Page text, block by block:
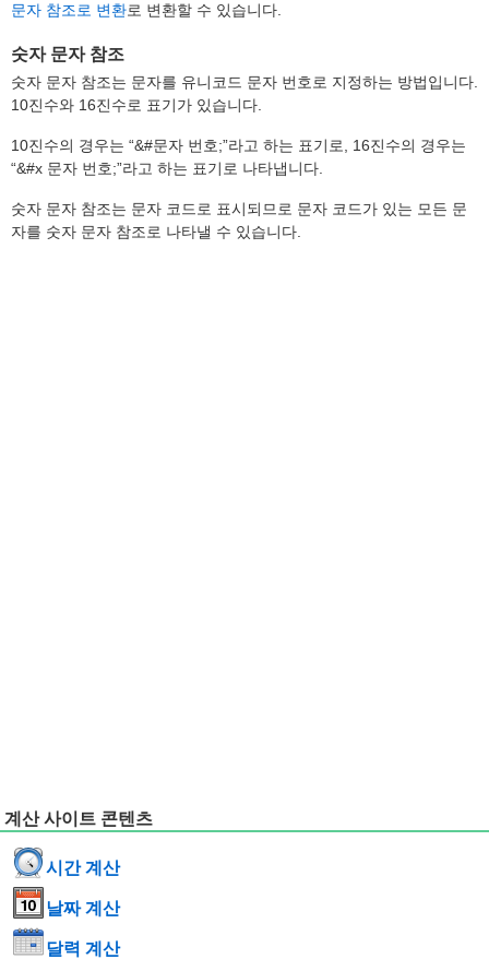
문자 참조로 변환로 변환할 수 있습니다.
숫자 문자 참조
숫자 문자 참조는 문자를 유니코드 문자 번호로 지정하는 방법입니다.
10진수와 16진수로 표기가 있습니다.
10진수의 경우는 “&#문자 번호;”라고 하는 표기로, 16진수의 경우는
“&#x 문자 번호;”라고 하는 표기로 나타냅니다.
숫자 문자 참조는 문자 코드로 표시되므로 문자 코드가 있는 모든 문
자를 숫자 문자 참조로 나타낼 수 있습니다.
계산 사이트 콘텐츠
시간 계산
날짜 계산
달력 계산